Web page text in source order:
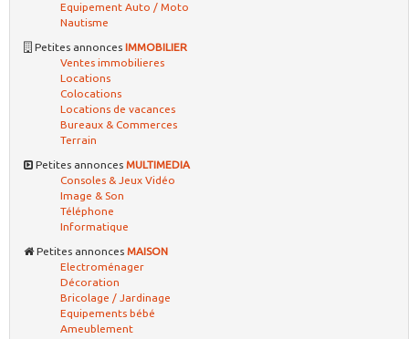
Equipement Auto / Moto
Nautisme
Petites annonces IMMOBILIER
Ventes immobilieres
Locations
Colocations
Locations de vacances
Bureaux & Commerces
Terrain
Petites annonces MULTIMEDIA
Consoles & Jeux Vidéo
Image & Son
Téléphone
Informatique
Petites annonces MAISON
Electroménager
Décoration
Bricolage / Jardinage
Equipements bébé
Ameublement